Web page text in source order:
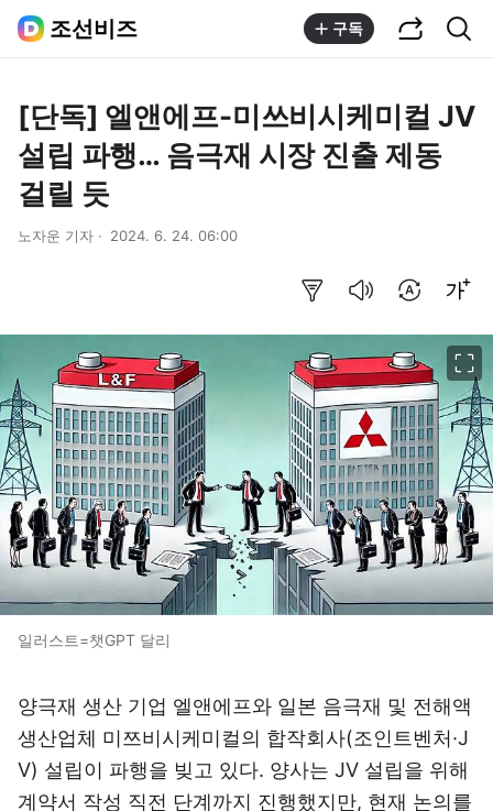
조선비즈 구독
[단독] 엘앤에프-미쓰비시케미컬 JV
설립 파행… 음극재 시장 진출 제동
걸릴 듯
노자운 기자 2024. 6. 24. 06:00
일러스트=챗GPT 달리
양극재 생산 기업 엘앤에프와 일본 음극재 및 전해액
생산업체 미쯔비시케미컬의 합작회사(조인트벤처·J
V) 설립이 파행을 빚고 있다. 양사는 JV 설립을 위해
계약서 작성 직전 단계까지 진행했지만, 현재 논의를